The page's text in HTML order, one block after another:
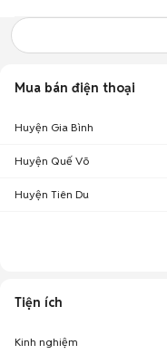
Mua bán điện thoại
Huyện Gia Bình
Huyện Quế Võ
Huyện Tiên Du
Tiện ích
Kinh nghiệm